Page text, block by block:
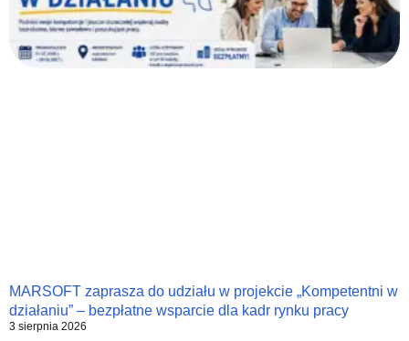
MARSOFT zaprasza do udziału w projekcie „Kompetentni w
działaniu” – bezpłatne wsparcie dla kadr rynku pracy
3 sierpnia 2026